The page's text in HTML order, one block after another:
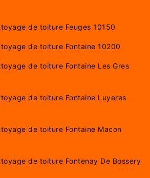
de toiture Feuges 10150
de toiture Fontaine 10200
de toiture Fontaine Les Gres
de toiture Fontaine Luyeres
de toiture Fontaine Macon
de toiture Fontenay De Bossery